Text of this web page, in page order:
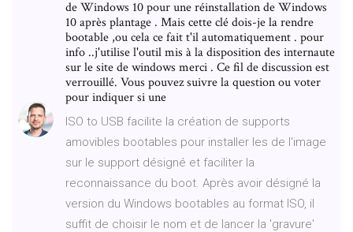
de Windows 10 pour une réinstallation de Windows
10 après plantage . Mais cette clé dois-je la rendre
bootable ,ou cela ce fait t'il automatiquement . pour
info ..j'utilise l'outil mis à la disposition des internaute
sur le site de windows merci . Ce fil de discussion est
verrouillé. Vous pouvez suivre la question ou voter
pour indiquer si une
ISO to USB facilite la création de supports
amovibles bootables pour installer les de l'image
sur le support désigné et faciliter la
reconnaissance du boot. Après avoir désigné la
version du Windows bootables au format ISO, il
suffit de choisir le nom et de lancer la 'gravure'